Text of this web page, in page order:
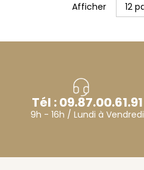
Afficher
Tél : 09.87.00.61.91
9h - 16h / Lundi à Vendredi